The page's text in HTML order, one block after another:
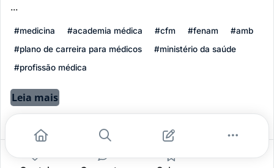
...
#medicina #academia médica #cfm #fenam
#amb
#plano de carreira para médicos
#ministério da saúde
#profissão médica
Leia mais